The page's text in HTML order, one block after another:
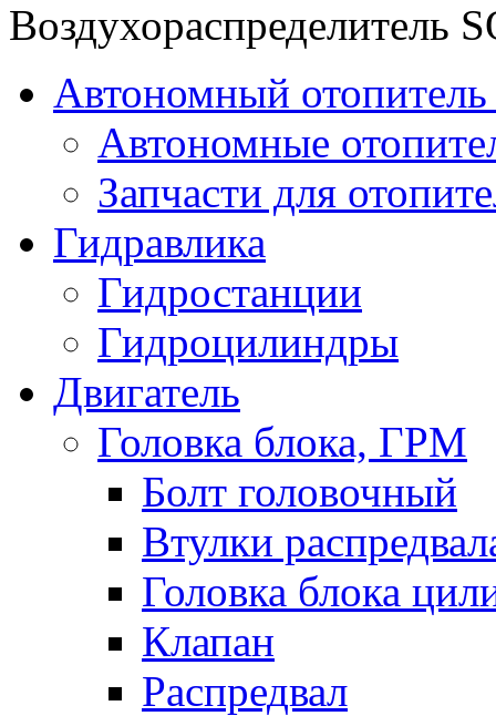
Воздухораспределитель
Автономный отопитель
Автономные
Запчасти для
Гидравлика
Гидростанции
Гидроцилиндры
Двигатель
Головка блока, ГРМ
Болт головочный
Втулки
Головка блока
Клапан
Распредвал